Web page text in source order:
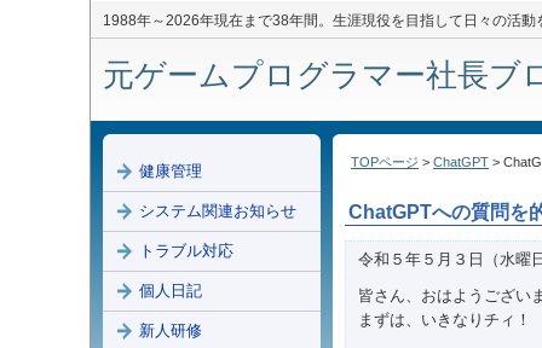
1988年～2026年現在まで38年間。生涯現役を目指して日々の活動
元ゲームプログラマー社長ブ
TOPページ > ChatGPT >
ChatGPTへの質問を
令和５年５月３日（水曜
皆さん、おはようござい
まずは、いきなりチィ！
健康管理
システム関連お知らせ
トラブル対応
個人日記
新人研修